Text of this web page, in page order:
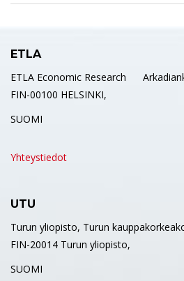
ETLA
ETLA Economic Research
FIN-00100 HELSINKI,
SUOMI
Yhteystiedot
UTU
Turun yliopisto, Turun
FIN-20014 Turun yliopisto,
SUOMI